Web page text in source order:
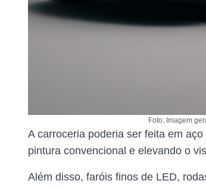
Foto: Imagem
A carroceria poderia ser feita em
pintura convencional e elevando o
Além disso, faróis finos de LED,